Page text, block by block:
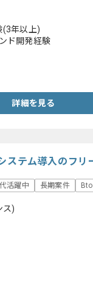
(3年以上)
ド開発経験
ット運用経験
詳細を見る
ステム導入のフ
活躍中 長期案件
ス)